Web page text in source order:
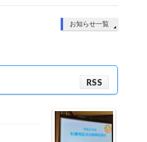
お知らせ一覧
RSS